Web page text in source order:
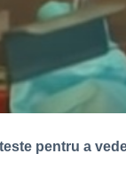
pentru a